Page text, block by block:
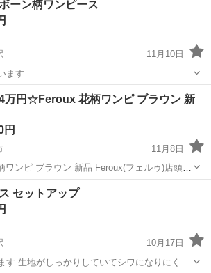
か着ずにクローゼ
ーン柄ワンピース
11月10日
ます
駅 ワンピース
万円☆Feroux 花柄ワンピ ブラウン 新
円
11月8日
ン 新品 Feroux(フェルゥ)店頭で
ンピース ワンピ
セットアップ
10月17日
にくい